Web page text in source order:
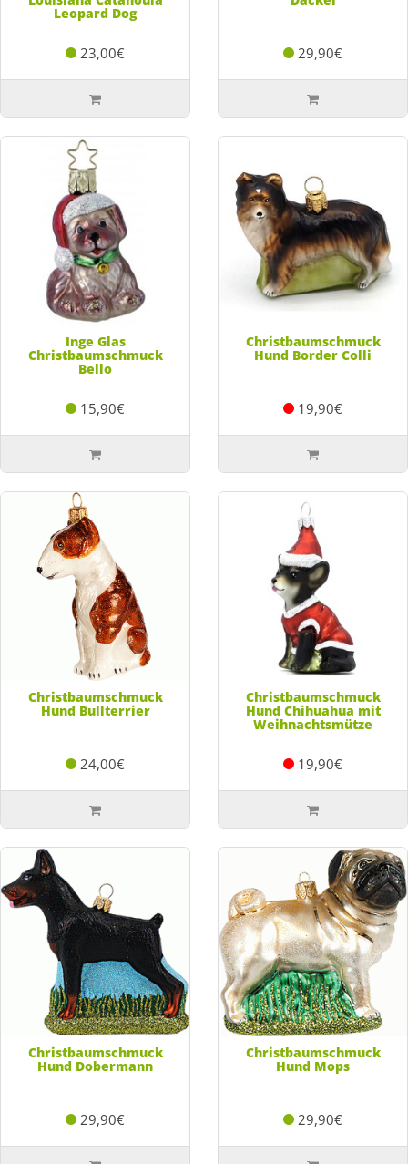
Leopard Dog
23,00€ 29,90€
Inge Glas
Christbaumschmuck
Bello
15,90€
Christbaumschmuck
Hund Border Colli
19,90€
Christbaumschmuck
Hund Bullterrier
24,00€
Christbaumschmuck
Hund Chihuahua mit
Weihnachtsmütze
19,90€
Christbaumschmuck
Hund Dobermann
29,90€
Christbaumschmuck
Hund Mops
29,90€